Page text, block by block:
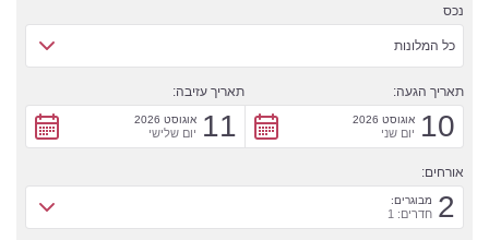
נכס
כל המלונות
תאריך הגעה:
10 אוגוסט 2026
יום שני
תאריך עזיבה:
11 אוגוסט 2026
יום שלישי
אורחים:
2 מבוגרים:
חדרים: 1